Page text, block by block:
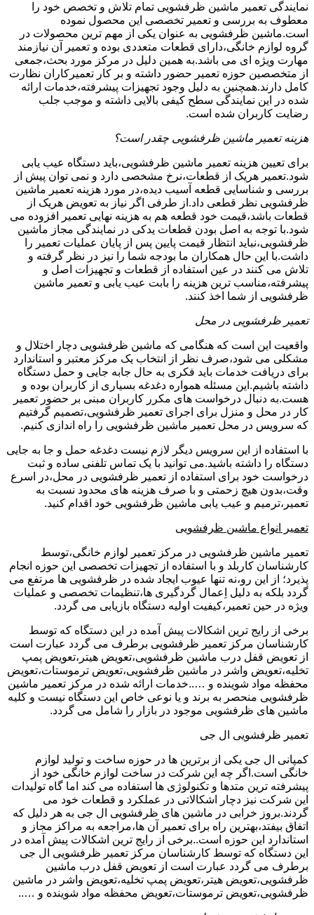
نمایندگی تعمیر ماشین ظرفشویی تمام تلاش و تخصص خود را
معطوف به بررسی و تعمیر تخصصی این محصول نموده
است.ماشین ظرفشویی به عنوان یکی از مهم ترین محصولات در
گروه لوازم خانگی،دارای قطعات متعددی بوده و تعمیر آن نیازمند
مهارت ویژه ای می باشد.به همین دلیل در مرکز مورد بحث،جمعی
از متخصصین حوزه تعمیر حضور داشته و بر کار تعمیرکاران نظارت
کامل دارند.همچنین به دلیل وجود تجهیزات پیشرفته،خدمات ارائه
شده در این نمایندگی سطح کیفی بالایی داشته و موجب جلب
رضایت کاربران شده است.
هزینه تعمیر ماشین ظرفشویی چقدر است؟
برای تعیین هزینه تعمیر ماشین ظرفشویی،باید دستگاه عیب یابی
شود.تعمیر هریک از قطعات،نرخ مشخصی دارد و نمی توان پیش از
بررسی و شناسایی قطعه آسیب دیده،در مورد هزینه تعمیر ماشین
ظرفشویی نظر قطعی داد.از طرفی اگر نیاز به تعویض هریک از
قطعات باشد،قیمت خود قطعه هم به هزینه نهایی تعمیر افزوده می
شود.با توجه به اصل بودن قطعات یدکی در نمایندگی مجاز ماشین
ظرفشویی،نباید انتظار قیمت پایین پس از پایان عملیات تعمیر را
داشت.با این حال همکاران ما بودجه شما را نیز در نظر گرفته و
تلاش می کنند در عین استفاده از قطعات و تجهیزات اصل و
پیشرفته،مناسب ترین هزینه را بابت عیب یابی و تعمیر ماشین
ظرفشویی از شما اخذ کنند.
تعمیر ظرفشویی در محل
واقعیت این است که هنگامی که ماشین ظرفشویی دچار اختلال و
مشکلی می شود،صرف نظر از انتخاب یک مرکز معتبر و استاندارد
برای دریافت خدمات باید فکری به حال جابه جایی و حمل دستگاه
داشته باشیم.این مسئله همواره دغدغه بسیاری از کاربران بوده و
هست.به دنبال درخواست های مکرر کاربران مبنی بر حضور تعمیر
کار در محل و منزل برای اجرای تعمیر ظرفشویی،تصمیم گرفتیم
که سرویس در محل تعمیر ماشین ظرفشویی را راه اندازی کنیم.
با استفاده از این سرویس دیگر لازم نیست دغدغه حمل و جا به جایی
دستگاه را داشته باشید.می توانید با یک تماس تلفنی ساده و ثبت
درخواست خود برای استفاده از تعمیر ظرفشویی در محل،در اسرع
وقت،بدون هیچ زحمتی و با صرف هزینه های محدود نسبت به
تعمیر،ترمیم و عیب یابی ماشین ظرفشویی خود اقدام کنید.
تعمیر انواع ماشین ظرفشویی
تعمیر ماشین ظرفشویی در مرکز تعمیر لوازم خانگی،توسط
کارشناسان کاربلد و با استفاده از تجهیزات تخصصی این حوزه انجام
پذیرد؛ از این رو،نه تنها عیوب ایجاد شده در ظرفشویی ها مرتفع می
گردد بلکه به دلیل اِعمال گردگیری ها،تنظیمات تخصصی و عملیات
ویژه در حین تعمیر،کیفیت اولیه دستگاه بازیابی می گردد.
برخی از رایج ترین اشکالات پیش آمده در این دستگاه که توسط
کارشناسان مرکز تعمیر ظرفشویی برطرف می گردد عبارت است
از تعویض قفل درب ماشین ظرفشویی،تعویض هیتر،تعویض پمپ
تخلیه،تعویض واشر در ماشین ظرفشویی،تعویض ترموستات،تعویض
محفظه مواد شوینده و …..خدمات ارائه شده در مرکز تعمیر ماشین
ظرفشویی منحصر به برند و یا نوعی خاص این دستگاه نیست و کلیه
ماشین های ظرفشویی موجود در بازار را شامل می گردد.
تعمیر ظرفشویی ال جی
کمپانی ال جی یکی از برترین ها در حوزه ساخت و تولید لوازم
خانگی است.اگر چه این شرکت در ساخت لوازم خانگی خود از
پیشرفته ترین متدها و تکنولوژی ها استفاده می کند اما گاه تولیدات
این شرکت نیز دچار اشکالاتی در عملکرد و قطعات خود می
گردند.بروز خرابی در ماشین های ظرفشویی ال جی به هر دلیل که
اتفاق بیفتد،بهترین راه برای تعمیر آن ها،مراجعه به مراکز مجاز و
استاندارد این حوزه است..برخی از رایج ترین اشکالات پیش آمده در
این دستگاه که توسط کارشناسان مرکز تعمیر ظرفشویی ال جی
برطرف می گردد عبارت است از تعویض قفل درب ماشین
ظرفشویی،تعویض هیتر،تعویض پمپ تخلیه،تعویض واشر در ماشین
ظرفشویی،تعویض ترموستات،تعویض محفظه مواد شوینده و …..